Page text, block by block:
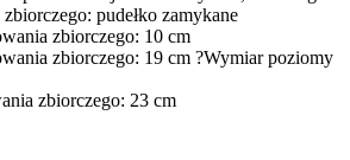
pudełko zamykane
zbiorczego: 10 cm
zbiorczego: 19 cm ?Wymiar poziomy
zbiorczego: 23 cm